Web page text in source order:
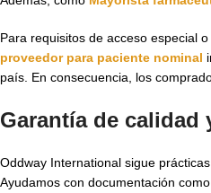
Para requisitos de acceso especial
proveedor para paciente nominal
país. En consecuencia, los
Garantía de calidad
Oddway International sigue
Ayudamos con documentación